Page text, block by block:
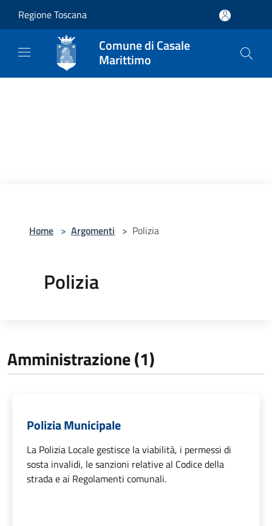
Regione Toscana
Comune di Casale
Marittimo
Home > Argomenti > Polizia
Polizia
Amministrazione (1)
Polizia Municipale
La Polizia Locale gestisce la viabilità, i permessi di
sosta invalidi, le sanzioni relative al Codice della
strada e ai Regolamenti comunali.